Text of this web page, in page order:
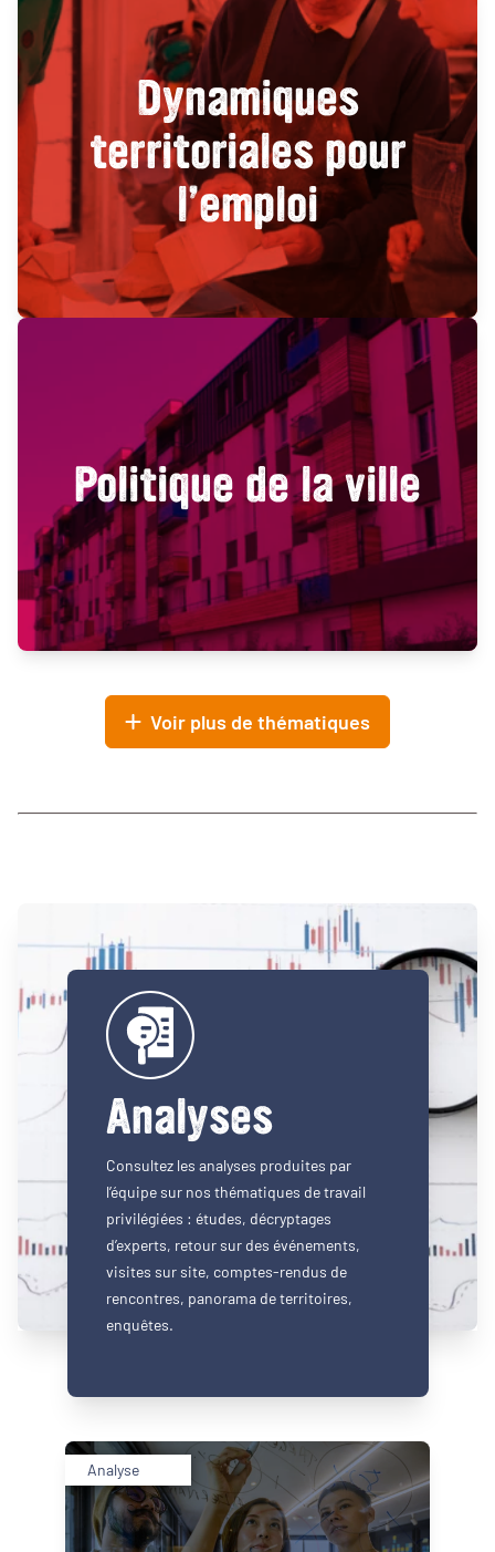
Dynamiques
territoriales pour
l’emploi
Politique de la ville
Voir plus de thématiques
Analyses
Consultez les analyses produites par
l’équipe sur nos thématiques de travail
privilégiées : études, décryptages
d’experts, retour sur des événements,
visites sur site, comptes-rendus de
rencontres, panorama de territoires,
enquêtes.
Analyse